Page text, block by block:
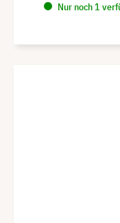
Nur noch 1